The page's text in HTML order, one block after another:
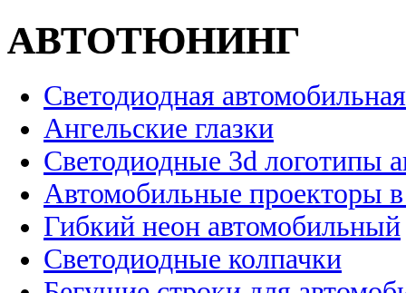
АВТОТЮНИНГ
Светодиодная
Ангельские глазки
Светодиодные 3d логотипы
Автомобильные проекторы
Гибкий неон автомобильный
Светодиодные колпачки